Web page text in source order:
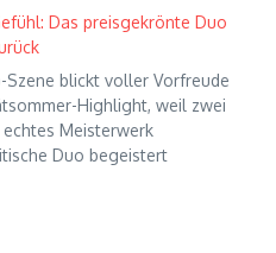
Das preisgekrönte Duo
blickt voller Vorfreude
Highlight, weil zwei
Meisterwerk
Duo begeistert